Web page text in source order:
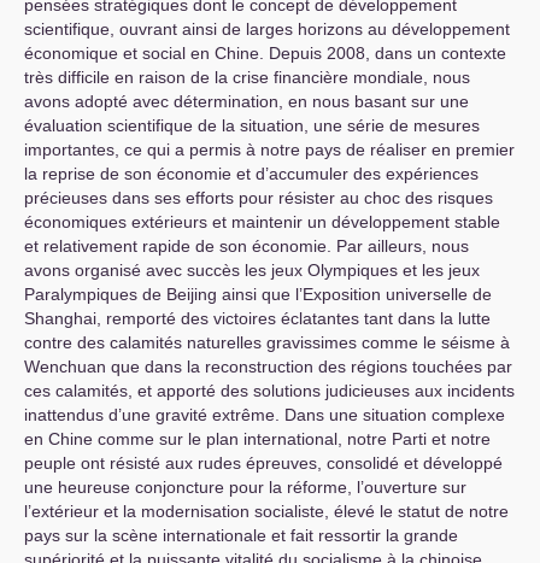
pensées stratégiques dont le concept de développement
scientifique, ouvrant ainsi de larges horizons au développement
économique et social en Chine. Depuis 2008, dans un contexte
très difficile en raison de la crise financière mondiale, nous
avons adopté avec détermination, en nous basant sur une
évaluation scientifique de la situation, une série de mesures
importantes, ce qui a permis à notre pays de réaliser en premier
la reprise de son économie et d’accumuler des expériences
précieuses dans ses efforts pour résister au choc des risques
économiques extérieurs et maintenir un développement stable
et relativement rapide de son économie. Par ailleurs, nous
avons organisé avec succès les jeux Olympiques et les jeux
Paralympiques de Beijing ainsi que l’Exposition universelle de
Shanghai, remporté des victoires éclatantes tant dans la lutte
contre des calamités naturelles gravissimes comme le séisme à
Wenchuan que dans la reconstruction des régions touchées par
ces calamités, et apporté des solutions judicieuses aux incidents
inattendus d’une gravité extrême. Dans une situation complexe
en Chine comme sur le plan international, notre Parti et notre
peuple ont résisté aux rudes épreuves, consolidé et développé
une heureuse conjoncture pour la réforme, l’ouverture sur
l’extérieur et la modernisation socialiste, élevé le statut de notre
pays sur la scène internationale et fait ressortir la grande